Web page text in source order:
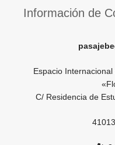
Información de
Espacio
C/ Residencia de